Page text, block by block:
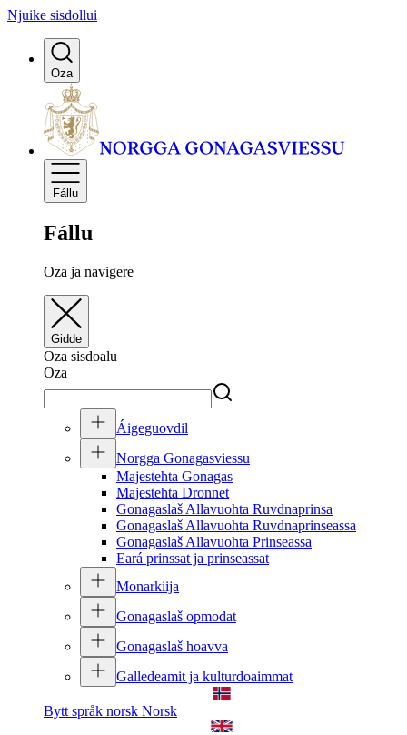
Njuike sisdollui
Oza
Fállu
Fállu
Oza ja navigere
Gidde
Oza sisdoalu
Oza
Áigeguovdil
Norgga Gonagasviessu
Majestehta Gonagas
Majestehta Dronnet
Gonagaslaš Allavuohta Ruvdnaprinsa
Gonagaslaš Allavuohta Ruvdnaprinseassa
Gonagaslaš Allavuohta Prinseassa
Eará prinssat ja prinseassat
Monarkiija
Gonagaslaš opmodat
Gonagaslaš hoavva
Galledeamit ja kulturdoaimmat
Bytt språk norsk Norsk